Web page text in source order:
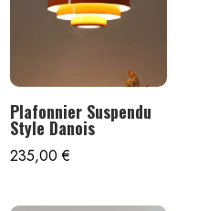
Plafonnier Suspendu
Style Danois
235,00€